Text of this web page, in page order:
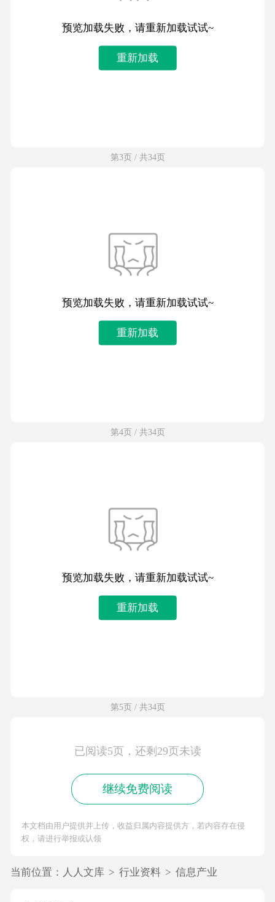
预览加载失败，请重新加载试试~
重新加载
第3页 / 共34页
预览加载失败，请重新加载试试~
重新加载
第4页 / 共34页
预览加载失败，请重新加载试试~
重新加载
第5页 / 共34页
已阅读5页，还剩29页未读
继续免费阅读
本文档由用户提供并上传，收益归属内容提供方，若内容存在侵
权，请进行举报或认领
当前位置： 人人文库 > 行业资料 > 信息产业